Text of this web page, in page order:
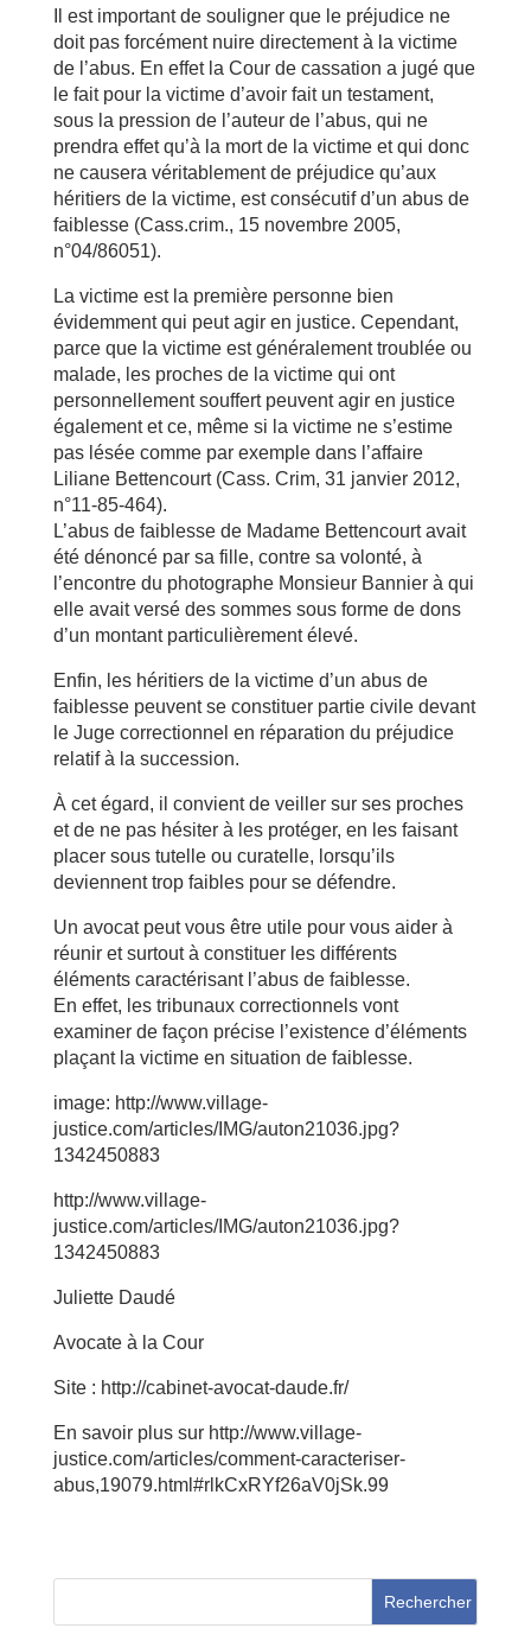
Il est important de souligner que le préjudice ne
doit pas forcément nuire directement à la victime
de l’abus. En effet la Cour de cassation a jugé que
le fait pour la victime d’avoir fait un testament,
sous la pression de l’auteur de l’abus, qui ne
prendra effet qu’à la mort de la victime et qui donc
ne causera véritablement de préjudice qu’aux
héritiers de la victime, est consécutif d’un abus de
faiblesse (Cass.crim., 15 novembre 2005,
n°04/86051).
La victime est la première personne bien
évidemment qui peut agir en justice. Cependant,
parce que la victime est généralement troublée ou
malade, les proches de la victime qui ont
personnellement souffert peuvent agir en justice
également et ce, même si la victime ne s’estime
pas lésée comme par exemple dans l’affaire
Liliane Bettencourt (Cass. Crim, 31 janvier 2012,
n°11-85-464).
L’abus de faiblesse de Madame Bettencourt avait
été dénoncé par sa fille, contre sa volonté, à
l’encontre du photographe Monsieur Bannier à qui
elle avait versé des sommes sous forme de dons
d’un montant particulièrement élevé.
Enfin, les héritiers de la victime d’un abus de
faiblesse peuvent se constituer partie civile devant
le Juge correctionnel en réparation du préjudice
relatif à la succession.
À cet égard, il convient de veiller sur ses proches
et de ne pas hésiter à les protéger, en les faisant
placer sous tutelle ou curatelle, lorsqu’ils
deviennent trop faibles pour se défendre.
Un avocat peut vous être utile pour vous aider à
réunir et surtout à constituer les différents
éléments caractérisant l’abus de faiblesse.
En effet, les tribunaux correctionnels vont
examiner de façon précise l’existence d’éléments
plaçant la victime en situation de faiblesse.
image: http://www.village-
justice.com/articles/IMG/auton21036.jpg?
1342450883
http://www.village-
justice.com/articles/IMG/auton21036.jpg?
1342450883
Juliette Daudé
Avocate à la Cour
Site : http://cabinet-avocat-daude.fr/
En savoir plus sur http://www.village-
justice.com/articles/comment-caracteriser-
abus,19079.html#rlkCxRYf26aV0jSk.99